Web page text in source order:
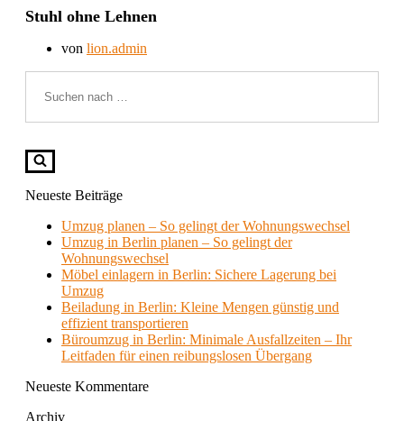
Stuhl ohne Lehnen
von lion.admin
nach …
Neueste Beiträge
Umzug planen – So gelingt der Wohnungswechsel
Umzug in Berlin planen – So gelingt der
Wohnungswechsel
Möbel einlagern in Berlin: Sichere Lagerung bei
Umzug
Beiladung in Berlin: Kleine Mengen günstig und
effizient transportieren
Büroumzug in Berlin: Minimale Ausfallzeiten – Ihr
Leitfaden für einen reibungslosen Übergang
Neueste Kommentare
Archiv